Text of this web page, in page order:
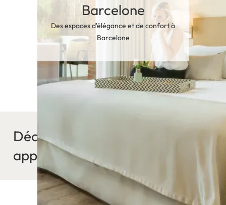
Barcelone
Des espaces d'élégance et de confort à
Barcelone
Découvrez nos suites et nos
appartements